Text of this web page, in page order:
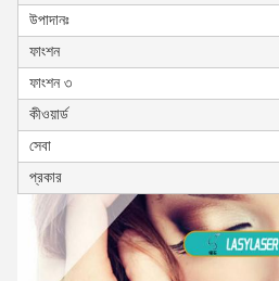
উপাদানঃ
ফাংশন
ফাংশন ৩
কীওয়ার্ড
সেবা
প্রকার